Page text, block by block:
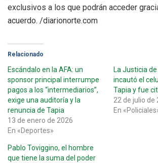
exclusivos a los que podrán acceder
acuerdo. /diarionorte.com
Relacionado
Escándalo en la AFA: un
sponsor principal interrumpe
pagos a los “intermediarios”,
exige una auditoría y la
renuncia de Tapia
13 de enero de 2026
En «Deportes»
La Justicia
incautó el
Tapia y fue
22 de julio de
En
Pablo Toviggino, el hombre
que tiene la suma del poder